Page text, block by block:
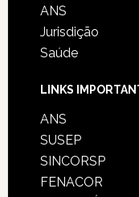
ANS
Jurisdição
Saúde
LINKS
ANS
SUSEP
SINCORSP
FENACOR